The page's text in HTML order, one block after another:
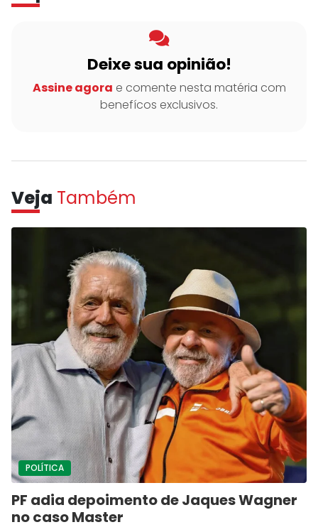
Deixe sua opinião!
Assine agora e comente nesta matéria com
benefícos exclusivos.
Veja Também
POLÍTICA
PF adia depoimento de Jaques Wagner
no caso Master